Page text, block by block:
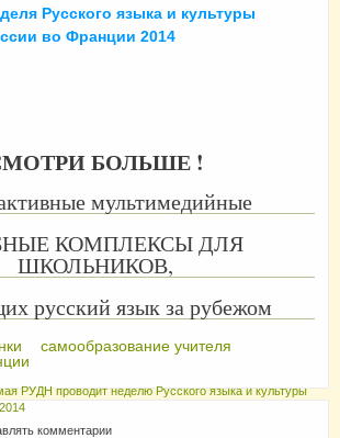
Русского языка и культуры
во Франции 2014
БОЛЬШЕ !
мультимедийные
КОМПЛЕКСЫ ДЛЯ
ШКОЛЬНИКОВ,
русский язык за рубежом
самообразование учителя
РУДН проводит неделю Русского языка и культуры
комментарии